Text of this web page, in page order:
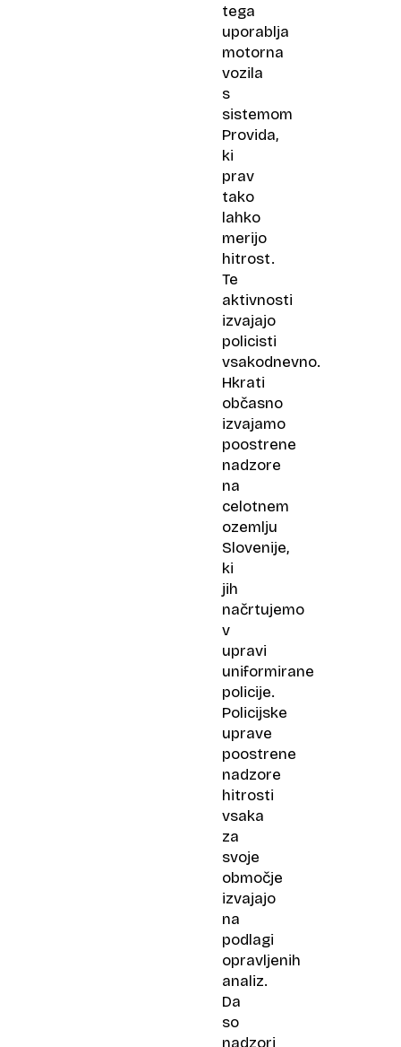
tega
uporablja
motorna
vozila
s
sistemom
Provida,
ki
prav
tako
lahko
merijo
hitrost.
Te
aktivnosti
izvajajo
policisti
vsakodnevno.
Hkrati
občasno
izvajamo
poostrene
nadzore
na
celotnem
ozemlju
Slovenije,
ki
jih
načrtujemo
v
upravi
uniformirane
policije.
Policijske
uprave
poostrene
nadzore
hitrosti
vsaka
za
svoje
območje
izvajajo
na
podlagi
opravljenih
analiz.
Da
so
nadzori